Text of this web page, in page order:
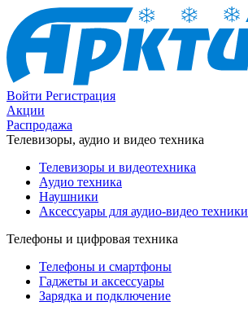
Войти Регистрация
Акции
Распродажа
Телевизоры, аудио и видео техника
Телевизоры и видеотехника
Аудио техника
Наушники
Аксессуары для аудио-видео техники
Телефоны и цифровая техника
Телефоны и смартфоны
Гаджеты и аксессуары
Зарядка и подключение